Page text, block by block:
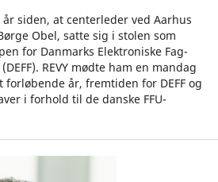
siden, at centerleder ved Aarhus
Obel, satte sig i stolen som
for Danmarks Elektroniske Fag-
REVY mødte ham en mandag
forløbende år, fremtiden for DEFF og
i forhold til de danske FFU-